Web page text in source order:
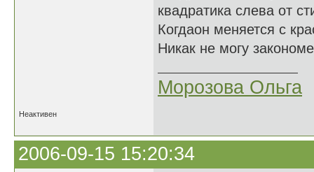
квадратика слева от
Когдаон меняется с
Никак не могу
Морозова Ольга
Неактивен
2006-09-15 15:20:34